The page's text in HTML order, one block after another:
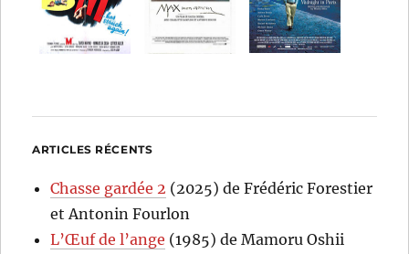
ARTICLES RÉCENTS
Chasse gardée 2 (2025) de Frédéric Forestier
et Antonin Fourlon
L’Œuf de l’ange (1985) de Mamoru Oshii